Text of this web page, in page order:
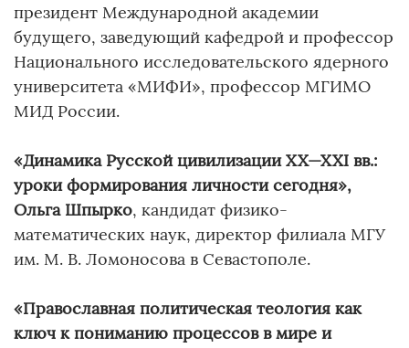
президент Международной академии
будущего, заведующий кафедрой и профессор
Национального исследовательского ядерного
университета «МИФИ», профессор МГИМО
МИД России.
«Динамика Русской цивилизацииXX—XXI вв.:
уроки формирования личности сегодня»,
Ольга Шпырко, кандидат физико-
математических наук, директор филиала МГУ
им. М. В. Ломоносова в Севастополе.
«Православная политическая теология как
ключ к пониманию процессов в мире и